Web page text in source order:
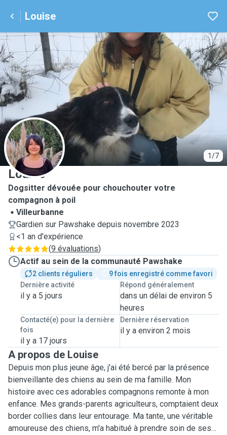
Louise
1/7
L
Louise
Dogsitter dévouée pour chouchouter votre
compagnon à poil
Villeurbanne
Gardien sur Pawshake depuis novembre 2023
<1 an d'expérience
(9 évaluations)
Actif au sein de la communauté Pawshake
2 clients réguliers
9 fois enregistré comme favori
Dernière activité
il y a 5 jours
Répond généralement
dans un délai de environ 5
heures
Contacté(e) pour la dernière
fois
il y a 17 jours
Dernière réservation
il y a environ 2 mois
A propos de Louise
Depuis mon plus jeune âge, j'ai été bercé par la présence
bienveillante des chiens au sein de ma famille. Mon
histoire avec ces adorables compagnons remonte à mon
enfance. Mes grands-parents agriculteurs, comptaient deux
border collies dans leur entourage. Ma tante, une véritable
amoureuse des chiens, m'a habitué à prendre soin de ses